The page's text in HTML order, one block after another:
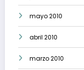
mayo 2010
abril 2010
marzo 2010